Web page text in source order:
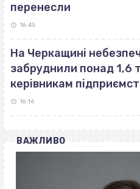
перенесли
16:45
На Черкащині
забруднили понад 1,6
керівникам
16:16
ВАЖЛИВО